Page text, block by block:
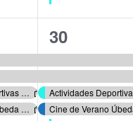
Actividades Deportivas Verano 2026
Cine de Verano Úbeda 2026
5
eventos,
30